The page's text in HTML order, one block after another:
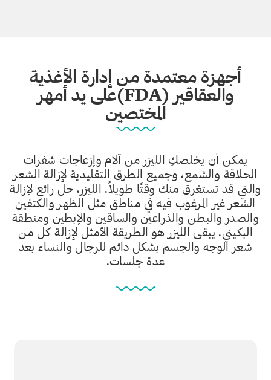
أجهزة معتمدة من إدارة الأغذية
والعقاقير (FDA)على يد أمهر
المختصين
يمكن أن يخلصكِ الليزر من آلام وإزعاجات شفرات
الحلاقة والشمع، وجميع الطرق التقليدية لإزالة الشعر
والتي قد تستغرق منك وقتًا طويلاً. الليزر، حل رائع لإزالة
الشعر غير المرغوب فيه في مناطق مثل الظهر والكتفين
والصدر والبطن والذراعين والساقين والإبطين ومنطقة
البكيني. يبقى الليزر هو الطريقة الأمثل لإزالة كل من
شعر الوجه والجسم بشكل دائم للرجال والنساء بعد
عدة جلسات.